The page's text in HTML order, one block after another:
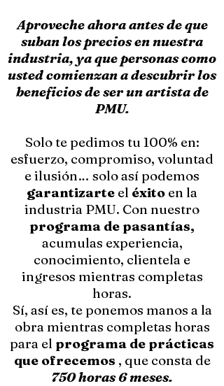
Aproveche ahora antes de que
suban los precios en nuestra
industria, ya que personas como
usted comienzan a descubrir los
beneficios de ser un artista de
PMU.
Solo te pedimos tu 100% en:
esfuerzo, compromiso, voluntad
e ilusión… solo así podemos
garantizarte el éxito en la
industria PMU. Con nuestro
programa de pasantías,
acumulas experiencia,
conocimiento, clientela e
ingresos mientras completas
horas.
Sí, así es, te ponemos manos a la
obra mientras completas horas
para el programa de prácticas
que ofrecemos , que consta de
750 horas 6 meses.